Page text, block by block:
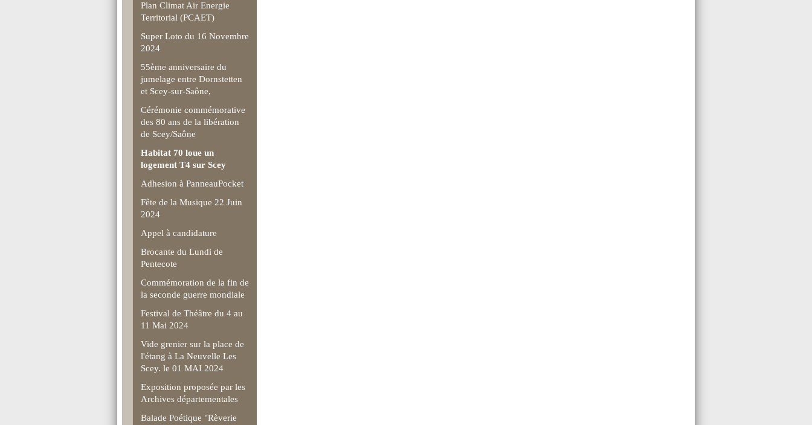
Plan Climat Air Energie
Territorial (PCAET)
Super Loto du 16 Novembre
2024
55ème anniversaire du
jumelage entre Dornstetten
et Scey-sur-Saône,
Cérémonie commémorative
des 80 ans de la libération
de Scey/Saône
Habitat 70 loue un
logement T4 sur Scey
Adhesion à PanneauPocket
Fête de la Musique 22 Juin
2024
Appel à candidature
Brocante du Lundi de
Pentecote
Commémoration de la fin de
la seconde guerre mondiale
Festival de Théâtre du 4 au
11 Mai 2024
Vide grenier sur la place de
l'étang à La Neuvelle Les
Scey. le 01 MAI 2024
Exposition proposée par les
Archives départementales
Balade Poétique "Rèverie